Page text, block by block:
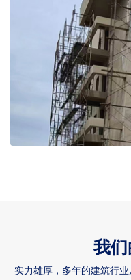
我们
实力雄厚，多年的建筑行